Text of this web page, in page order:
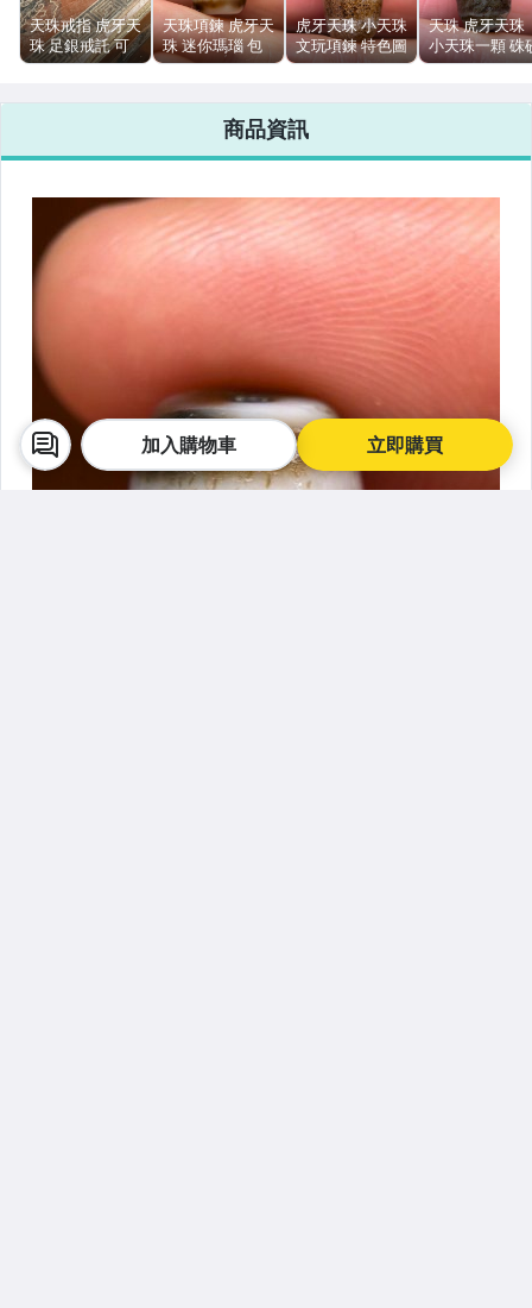
立即購買
加入購物車
天珠戒指 虎牙天
珠 足銀戒託 可
調 風化包漿 原
天珠項鍊 虎牙天
珠 迷你瑪瑙 包
漿油潤
虎牙天珠 小天珠
文玩項鍊 特色圖
案 實拍 編號A-
天珠 虎牙天珠
小天珠一顆 硃
象雄 藏地古樸
商品資訊